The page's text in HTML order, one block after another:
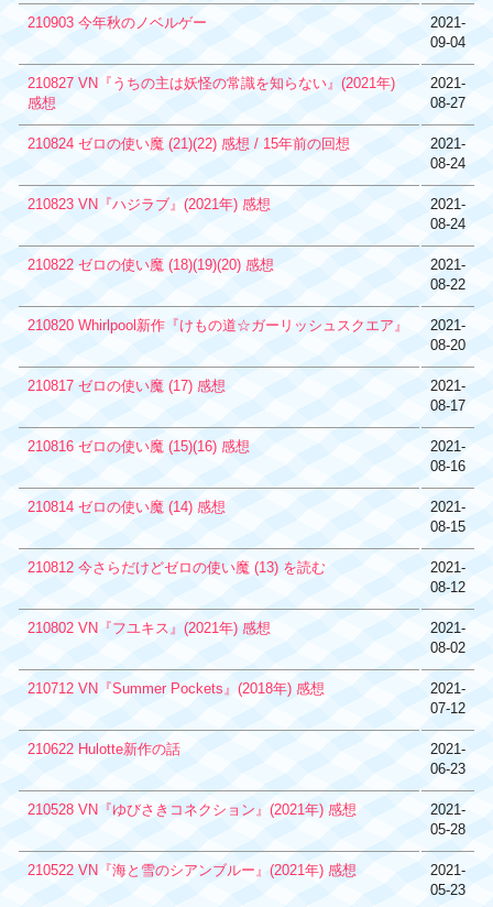
210903 今年秋のノベルゲー
2021-
09-04
210827 VN『うちの主は妖怪の常識を知らない』(2021年)
感想
2021-
08-27
210824 ゼロの使い魔 (21)(22) 感想 / 15年前の回想
2021-
08-24
210823 VN『ハジラブ』(2021年) 感想
2021-
08-24
210822 ゼロの使い魔 (18)(19)(20) 感想
2021-
08-22
210820 Whirlpool新作『けもの道☆ガーリッシュスクエア』
2021-
08-20
210817 ゼロの使い魔 (17) 感想
2021-
08-17
210816 ゼロの使い魔 (15)(16) 感想
2021-
08-16
210814 ゼロの使い魔 (14) 感想
2021-
08-15
210812 今さらだけどゼロの使い魔 (13) を読む
2021-
08-12
210802 VN『フユキス』(2021年) 感想
2021-
08-02
210712 VN『Summer Pockets』(2018年) 感想
2021-
07-12
210622 Hulotte新作の話
2021-
06-23
210528 VN『ゆびさきコネクション』(2021年) 感想
2021-
05-28
210522 VN『海と雪のシアンブルー』(2021年) 感想
2021-
05-23